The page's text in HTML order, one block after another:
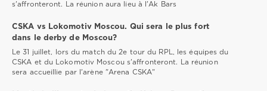
s'affronteront. La réunion aura lieu à l'Ak Bars
CSKA vs Lokomotiv Moscou. Qui sera le plus fort
dans le derby de Moscou?
Le 31 juillet, lors du match du 2e tour du RPL, les équipes du
CSKA et du Lokomotiv Moscou s'affronteront. La réunion
sera accueillie par l'arène "Arena CSKA"